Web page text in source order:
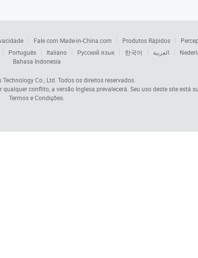
Fale com Made-in-China.com Produtos Rápidos
Português Italiano Русский язык 한국어 العربية
Bahasa Indonesia
Technology Co., Ltd. Todos os direitos reservados.
conflito, a versão Inglesa prevalecerá. Seu uso deste site
Termos e Condições.